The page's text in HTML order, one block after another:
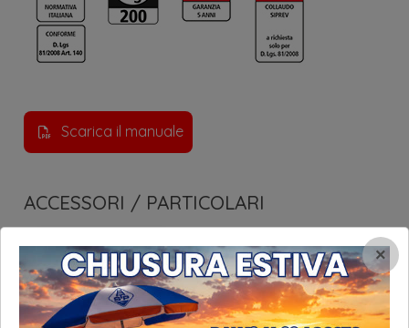
Scarica il manuale
ACCESSORI / PARTICOLARI
×